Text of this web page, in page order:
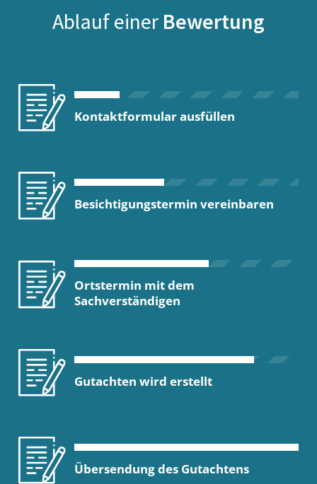
Ablauf einer Bewertung
Kontaktformular ausfüllen
Besichtigungstermin vereinbaren
Ortstermin mit dem
Sachverständigen
Gutachten wird erstellt
Übersendung des Gutachtens